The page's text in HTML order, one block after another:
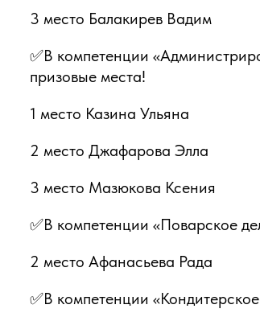
3 место Балакирев Вадим
✅В компетенции
призовые места!
1 место Казина Ульяна
2 место Джафарова Элла
3 место Мазюкова Ксения
✅В компетенции «Поварское
2 место Афанасьева Рада
✅В компетенции